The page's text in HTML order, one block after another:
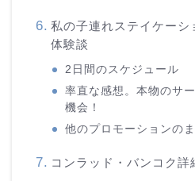
私の子連れステイケーシ
体験談
2日間のスケジュール
率直な感想。本物のサ
機会！
他のプロモーションの
コンラッド・バンコク詳